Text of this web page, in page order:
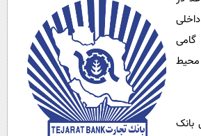
مجله تصویری سلاح
سیاست
سرگرمی
فناوری
گوناگون
خواندنی ها و دیدنی ها
داستان کوتاه
پیامک
روانشناسی
آشپزی
آموزش زبان
گامی
بانک